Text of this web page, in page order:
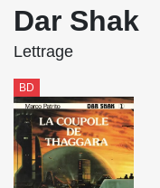
Dar Shak
Lettrage
BD